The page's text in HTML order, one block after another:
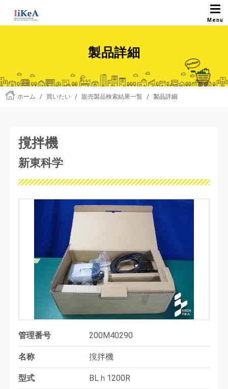
製品詳細
ホーム / 買いたい / 販売製品検索結果一覧 / 製品詳細
撹拌機
新東科学
管理番号 200M40290
名称 撹拌機
型式 BLｈ1200R